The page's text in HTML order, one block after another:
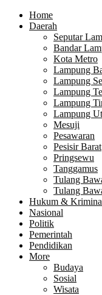
Home
Daerah
Seputar
Bandar
Kota Metro
Lampung
Lampung
Lampung
Lampung
Lampung
Mesuji
Pesawaran
Pesisir Barat
Pringsewu
Tanggamus
Tulang
Tulang
Hukum &
Nasional
Politik
Pemerintah
Pendidikan
More
Budaya
Sosial
Wisata